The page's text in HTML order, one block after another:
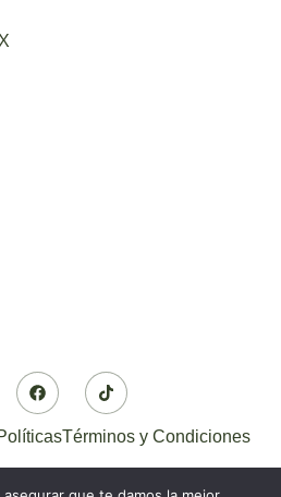
Términos y Condiciones